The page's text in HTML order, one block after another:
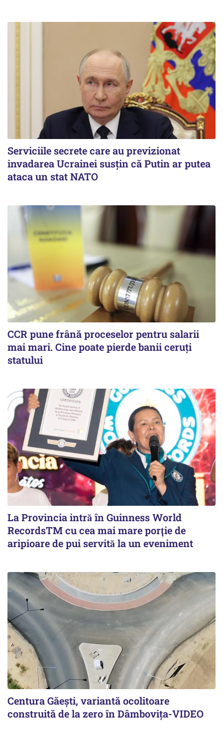
Serviciile secrete care au previzionat
invadarea Ucrainei susțin că Putin ar putea
ataca un stat NATO
CCR pune frână proceselor pentru salarii
mai mari. Cine poate pierde banii ceruți
statului
La Provincia intră în Guinness World
RecordsTM cu cea mai mare porție de
aripioare de pui servită la un eveniment
Centura Găești, variantă ocolitoare
construită de la zero în Dâmbovița-VIDEO